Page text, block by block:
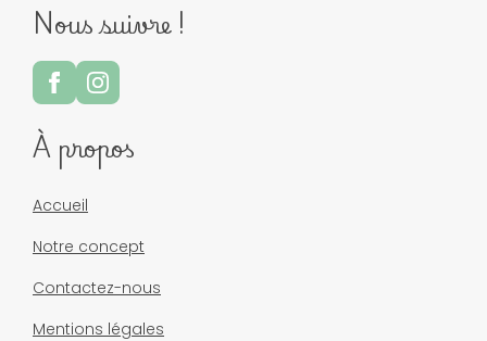
Nous suivre !
À propos
Accueil
Notre concept
Contactez-nous
Mentions légales